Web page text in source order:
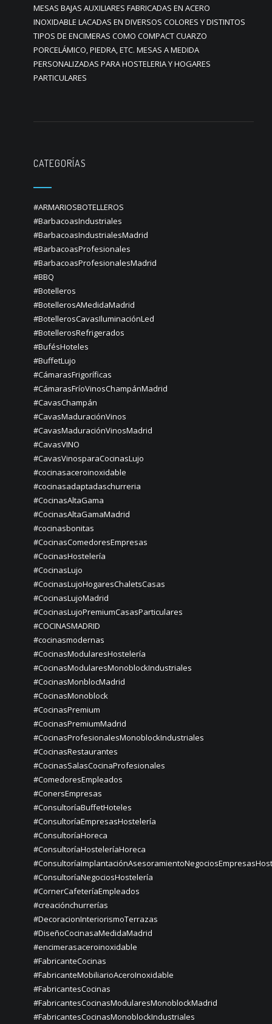
MESAS BAJAS AUXILIARES FABRICADAS EN ACERO
INOXIDABLE LACADAS EN DIVERSOS COLORES Y DISTINTOS
TIPOS DE ENCIMERAS COMO COMPACT CUARZO
PORCELÁMICO, PIEDRA, ETC. MESAS A MEDIDA
PERSONALIZADAS PARA HOSTELERIA Y HOGARES
PARTICULARES
CATEGORÍAS
#ARMARIOSBOTELLEROS
#BarbacoasIndustriales
#BarbacoasIndustrialesMadrid
#BarbacoasProfesionales
#BarbacoasProfesionalesMadrid
#BBQ
#Botelleros
#BotellerosAMedidaMadrid
#BotellerosCavasIluminaciónLed
#BotellerosRefrigerados
#BufésHoteles
#BuffetLujo
#CámarasFrigoríficas
#CámarasFríoVinosChampánMadrid
#CavasChampán
#CavasMaduraciónVinos
#CavasMaduraciónVinosMadrid
#CavasVINO
#CavasVinosparaCocinasLujo
#cocinasaceroinoxidable
#cocinasadaptadaschurreria
#CocinasAltaGama
#CocinasAltaGamaMadrid
#cocinasbonitas
#CocinasComedoresEmpresas
#CocinasHostelería
#CocinasLujo
#CocinasLujoHogaresChaletsCasas
#CocinasLujoMadrid
#CocinasLujoPremiumCasasParticulares
#COCINASMADRID
#cocinasmodernas
#CocinasModularesHostelería
#CocinasModularesMonoblockIndustriales
#CocinasMonblocMadrid
#CocinasMonoblock
#CocinasPremium
#CocinasPremiumMadrid
#CocinasProfesionalesMonoblockIndustriales
#CocinasRestaurantes
#CocinasSalasCocinaProfesionales
#ComedoresEmpleados
#ConersEmpresas
#ConsultoríaBuffetHoteles
#ConsultoríaEmpresasHostelería
#ConsultoríaHoreca
#ConsultoríaHosteleríaHoreca
#ConsultoríaNegociosHostelería
#CornerCafeteríaEmpleados
#creaciónchurrerías
#DecoracionInteriorismoTerrazas
#DiseñoCocinasaMedidaMadrid
#encimerasaceroinoxidable
#FabricanteCocinas
#FabricanteMobiliarioAceroInoxidable
#FabricantesCocinas
#FabricantesCocinasModularesMonoblockMadrid
#FabricantesCocinasMonoblockIndustriales